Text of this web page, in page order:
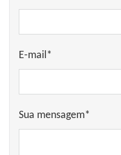
E-mail*
Sua mensagem*